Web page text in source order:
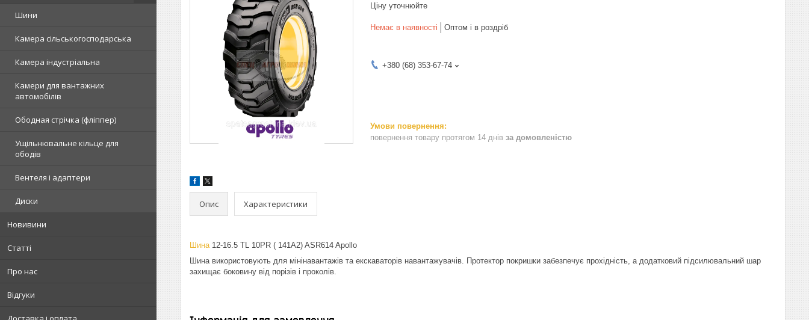
Шини
Камера сільськогосподарська
Камера індустріальна
Камери для вантажних
автомобілів
Ободная стрічка (фліппер)
Ущільнювальне кільце для
ободів
Вентеля і адаптери
Диски
Новивини
Статті
Про нас
Відгуки
Ціну уточнюйте
Немає в наявності Оптом і в роздріб
+380 (68) 353-67-74
повернення товару протягом 14 днів за домовленістю
Опис Характеристики
Шина12-16.5 TL 10PR ( 141А2) ASR614 Apollo
Шина використовують для мінінавантажів та екскаваторів навантажувачів. Протектор покришки забезпечує прохідність, а додатковий підсилювальний шар
захищає боковину від порізів і проколів.